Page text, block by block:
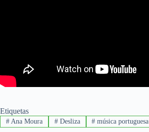
Etiquetas
#Ana Moura #Desliza # música portuguesa